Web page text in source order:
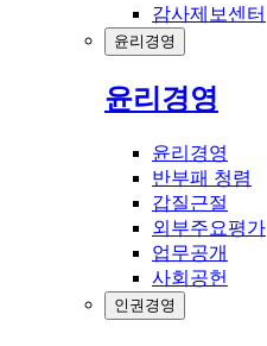
감사제보센터
윤리경영
윤리경영
윤리경영
반부패 청렴
갑질근절
외부주요평가
업무공개
사회공헌
인권경영